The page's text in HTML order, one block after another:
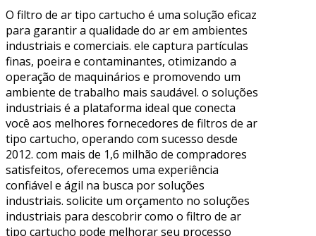
O filtro de ar tipo cartucho é uma solução eficaz
para garantir a qualidade do ar em ambientes
industriais e comerciais. ele captura partículas
finas, poeira e contaminantes, otimizando a
operação de maquinários e promovendo um
ambiente de trabalho mais saudável. o soluções
industriais é a plataforma ideal que conecta
você aos melhores fornecedores de filtros de ar
tipo cartucho, operando com sucesso desde
2012. com mais de 1,6 milhão de compradores
satisfeitos, oferecemos uma experiência
confiável e ágil na busca por soluções
industriais. solicite um orçamento no soluções
industriais para descobrir como o filtro de ar
tipo cartucho pode melhorar seu processo